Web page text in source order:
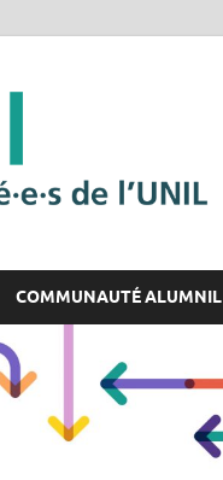
COMMUNAUTÉ ALUMNIL